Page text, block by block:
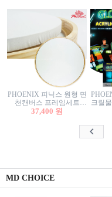
PHOENIX 피닉스 원형 면
천캔버스 프레임세트
40cm/원형캔버스/플로팅
37,400 원
크릴
MD CHOICE